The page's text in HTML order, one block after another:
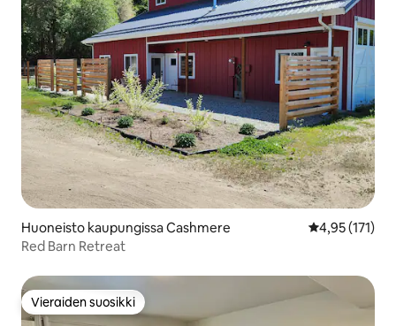
Huoneisto kaupungissa Cashmere
4,95 (171)
Red Barn Retreat
Vieraiden suosikki
Vieraiden suosikki